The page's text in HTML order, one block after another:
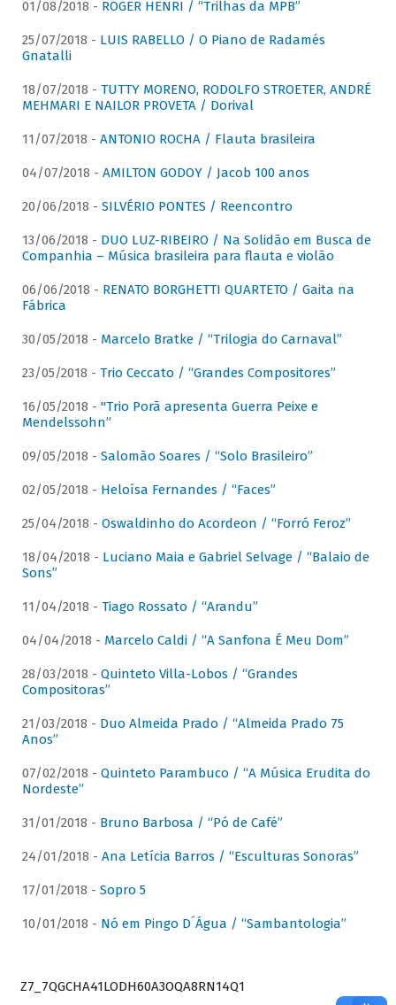
01/08/2018 - ROGER HENRI / “Trilhas da MPB”
25/07/2018 - LUIS RABELLO / O Piano de Radamés
Gnatalli
18/07/2018 - TUTTY MORENO, RODOLFO STROETER, ANDRÉ
MEHMARI E NAILOR PROVETA / Dorival
11/07/2018 - ANTONIO ROCHA / Flauta brasileira
04/07/2018 - AMILTON GODOY / Jacob 100 anos
20/06/2018 - SILVÉRIO PONTES / Reencontro
13/06/2018 - DUO LUZ-RIBEIRO / Na Solidão em Busca de
Companhia – Música brasileira para flauta e violão
06/06/2018 - RENATO BORGHETTI QUARTETO / Gaita na
Fábrica
30/05/2018 - Marcelo Bratke / “Trilogia do Carnaval”
23/05/2018 - Trio Ceccato / “Grandes Compositores”
16/05/2018 - "Trio Porã apresenta Guerra Peixe e
Mendelssohn”
09/05/2018 - Salomão Soares / “Solo Brasileiro”
02/05/2018 - Heloísa Fernandes / “Faces”
25/04/2018 - Oswaldinho do Acordeon / “Forró Feroz”
18/04/2018 - Luciano Maia e Gabriel Selvage / “Balaio de
Sons”
11/04/2018 - Tiago Rossato / “Arandu”
04/04/2018 - Marcelo Caldi / “A Sanfona É Meu Dom”
28/03/2018 - Quinteto Villa-Lobos / “Grandes
Compositoras”
21/03/2018 - Duo Almeida Prado / “Almeida Prado 75
Anos”
07/02/2018 - Quinteto Parambuco / “A Música Erudita do
Nordeste”
31/01/2018 - Bruno Barbosa / “Pó de Café”
24/01/2018 - Ana Letícia Barros / “Esculturas Sonoras”
17/01/2018 - Sopro 5
10/01/2018 - Nó em Pingo D´Água / “Sambantologia”
Z7_7QGCHA41LODH60A3OQA8RN14Q1